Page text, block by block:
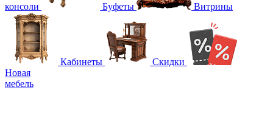
консоли Буфеты Витрины
Кабинеты
Скидки
Новая
мебель